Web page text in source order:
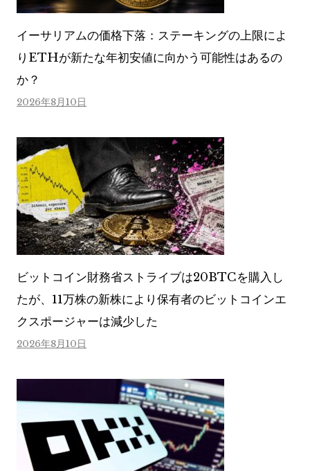
イーサリアムの価格下落：ステーキングの上限によ
りETHが新たな年初安値に向かう可能性はあるの
か？
2026年8月10日
ビットコイン財務省ストライブは20BTCを購入し
たが、11万株の新株により保有者のビットコインエ
クスポージャーは減少した
2026年8月10日